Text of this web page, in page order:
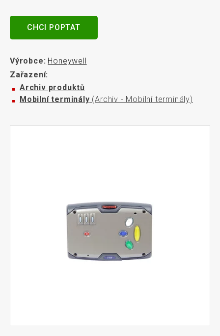
CHCI POPTAT
Výrobce: Honeywell
Zařazení:
Archiv produktů
Mobilní terminály (Archiv - Mobilní terminály)